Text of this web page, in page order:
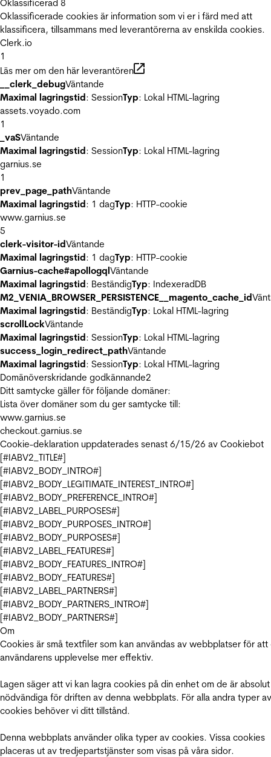
Oklassificerad 8
Oklassificerade cookies är information som vi er i färd med att
klassificera, tillsammans med leverantörerna av enskilda cookies.
Clerk.io
1
Läs mer om den här leverantören
__clerk_debugVäntande
Maximal lagringstid: SessionTyp: Lokal HTML-lagring
assets.voyado.com
1
_vaSVäntande
Maximal lagringstid: SessionTyp: Lokal HTML-lagring
garnius.se
1
prev_page_pathVäntande
Maximal lagringstid: 1 dagTyp: HTTP-cookie
www.garnius.se
5
clerk-visitor-idVäntande
Maximal lagringstid: 1 dagTyp: HTTP-cookie
Garnius-cache#apollogqlVäntande
Maximal lagringstid: BeständigTyp: IndexeradDB
M2_VENIA_BROWSER_PERSISTENCE__magento_cache_id
Maximal lagringstid: BeständigTyp: Lokal HTML-lagring
scrollLockVäntande
Maximal lagringstid: SessionTyp: Lokal HTML-lagring
success_login_redirect_pathVäntande
Maximal lagringstid: SessionTyp: Lokal HTML-lagring
Domänöverskridande godkännande2
Ditt samtycke gäller för följande domäner:
Lista över domäner som du ger samtycke till:
www.garnius.se
checkout.garnius.se
Cookie-deklaration uppdaterades senast 6/15/26 av Cookiebot
[#IABV2_TITLE#]
[#IABV2_BODY_INTRO#]
[#IABV2_BODY_LEGITIMATE_INTEREST_INTRO#]
[#IABV2_BODY_PREFERENCE_INTRO#]
[#IABV2_LABEL_PURPOSES#]
[#IABV2_BODY_PURPOSES_INTRO#]
[#IABV2_BODY_PURPOSES#]
[#IABV2_LABEL_FEATURES#]
[#IABV2_BODY_FEATURES_INTRO#]
[#IABV2_BODY_FEATURES#]
[#IABV2_LABEL_PARTNERS#]
[#IABV2_BODY_PARTNERS_INTRO#]
[#IABV2_BODY_PARTNERS#]
Om
Cookies är små textfiler som kan användas av webbplatser för att
användarens upplevelse mer effektiv.
Lagen säger att vi kan lagra cookies på din enhet om de är absolut
nödvändiga för driften av denna webbplats. För alla andra typer av
cookies behöver vi ditt tillstånd.
Denna webbplats använder olika typer av cookies. Vissa cookies
placeras ut av tredjepartstjänster som visas på våra sidor.